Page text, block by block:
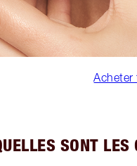
Acheter
SONT